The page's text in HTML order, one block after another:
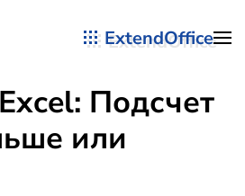
ExtendOffice
Подсчет
или